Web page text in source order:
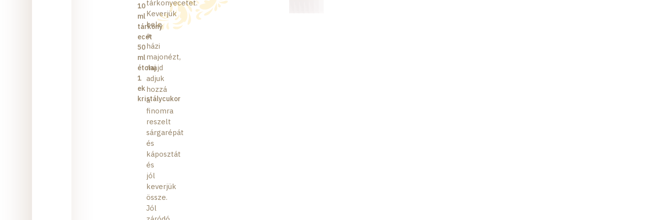
10
ml
tárkony
ecet
50
ml
étolaj
1
ek
kristálycukor
tárkonyecetet.
Keverjük
bele
a
házi
majonézt,
majd
adjuk
hozzá
a
finomra
reszelt
sárgarépát
és
káposztát
és
jól
keverjük
össze.
Jól